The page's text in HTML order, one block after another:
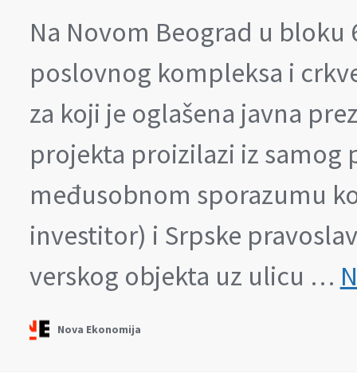
Na Novom Beograd u
poslovnog kompleksa i
za koji je oglašena javna
projekta proizilazi iz
međusobnom sporazumu
investitor) i Srpske
verskog objekta uz ulicu …
Nova Ekonomija